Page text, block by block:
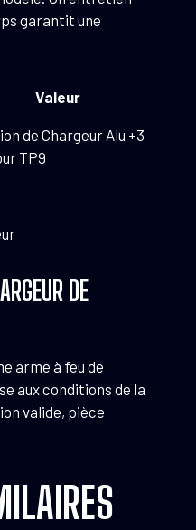
garantit une
Valeur
de Chargeur Alu +3
TP9
DE
arme à feu de
aux conditions de la
valide, pièce